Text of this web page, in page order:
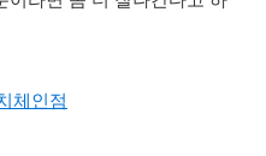
체인점